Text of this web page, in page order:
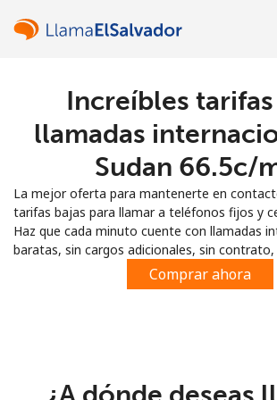
¡Bienvenido!
Regístrate con
Increíbles
llamadas
Sudan ⁦66.5c⁩/
La mejor oferta para mantenerte en
tarifas bajas para llamar a teléfonos fijos y
Haz que cada minuto cuente con llamadas
baratas, sin cargos adicionales, sin
Comprar ahora